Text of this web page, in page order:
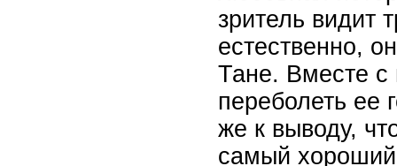
зритель видит
естественно,
Тане. Вместе с
переболеть ее
же к выводу,
самый